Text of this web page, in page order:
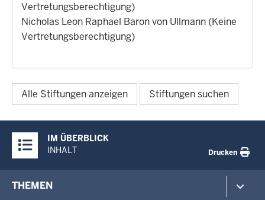
Vertretungsberechtigung)
Nicholas Leon Raphael Baron von Ullmann (Keine
Vertretungsberechtigung)
Alle Stiftungen anzeigen Stiftungen suchen
Inhalte
IM ÜBERBLICK
INHALT
Drucken
menu
THEMEN